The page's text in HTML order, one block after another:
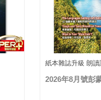
紙本雜誌升級 朗
2026年8月號彭